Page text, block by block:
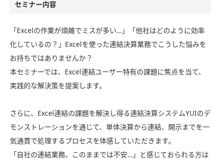
セミナー内容
「Excelの作業が煩雑でミスが多い…」「他社はどのように効率
化しているの？」Excelを使った連結決算業務でこうした悩みを
お持ちではありませんか？
本セミナーでは、Excel連結ユーザー特有の課題に焦点を当て、
実践的な解決策を提案します。
さらに、Excel連結の課題を解決し得る連結決算システムYUIのデ
モンストレーションを通じて、単体決算から連結、開示までを一
気通貫で処理するプロセスを体感していただきます。
「自社の連結業務、このままでは不安…」と感じておられる方は